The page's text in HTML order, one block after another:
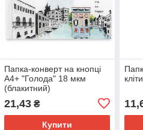
Папка-конверт на кнопці
А4+ "Голода" 18 мкм
(блакитний)
21,43₴
Купити